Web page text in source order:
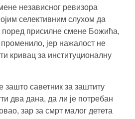
независног ревизора
селективним слухом да
поред присилне смене Божића,
јер нажалост не
кривац за институционалну
саветник за заштиту
два дана, да ли је потребан
зар за смрт малог детета